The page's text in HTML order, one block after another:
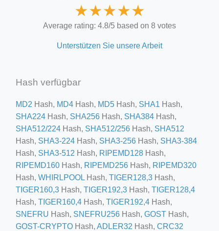
crew-neck-navy-blue/
★★★★★
Average rating: 4.8/5 based on 8 votes
Unterstützen Sie unsere Arbeit
Hash verfügbar
MD2 Hash, MD4 Hash, MD5 Hash, SHA1 Hash,
SHA224 Hash, SHA256 Hash, SHA384 Hash,
SHA512/224 Hash, SHA512/256 Hash, SHA512
Hash, SHA3-224 Hash, SHA3-256 Hash, SHA3-384
Hash, SHA3-512 Hash, RIPEMD128 Hash,
RIPEMD160 Hash, RIPEMD256 Hash, RIPEMD320
Hash, WHIRLPOOL Hash, TIGER128,3 Hash,
TIGER160,3 Hash, TIGER192,3 Hash, TIGER128,4
Hash, TIGER160,4 Hash, TIGER192,4 Hash,
SNEFRU Hash, SNEFRU256 Hash, GOST Hash,
GOST-CRYPTO Hash, ADLER32 Hash, CRC32